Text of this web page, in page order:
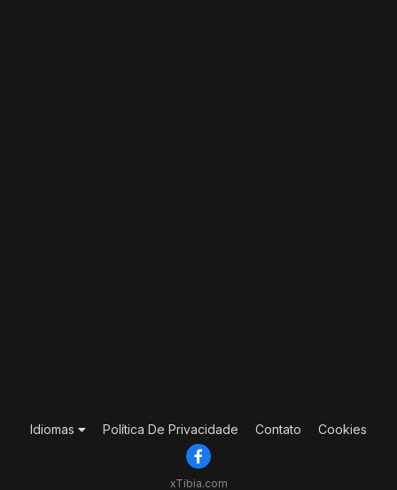
Idiomas Política De Privacidade Contato Cookies
xTibia.com